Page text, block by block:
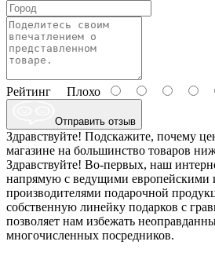
Рейтинг Плохо
Отправить отзыв
Здравствуйте! Подскажите, почему
магазине на большинство товаров
Здравствуйте! Во-первых, наш
напрямую с ведущими европейскими
производителями подарочной
собственную линейку подарков с
позволяет нам избежать
многочисленных посредников.